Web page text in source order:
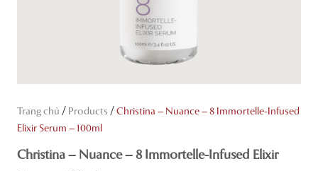
Trang chủ / Products / Christina – Nuance – 8 Immortelle-Infused
Elixir Serum – 100ml
Christina – Nuance – 8 Immortelle-Infused Elixir